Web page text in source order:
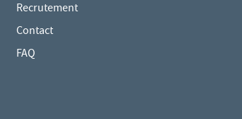
Recrutement
Contact
FAQ